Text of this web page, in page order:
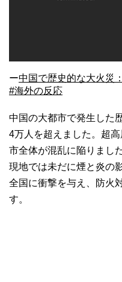
ー中国で歴史的な大火災
#海外の反応
中国の大都市で発生した
4万人を超えました。超
市全体が混乱に陥りまし
現地では未だに煙と炎の
全国に衝撃を与え、防火
す。